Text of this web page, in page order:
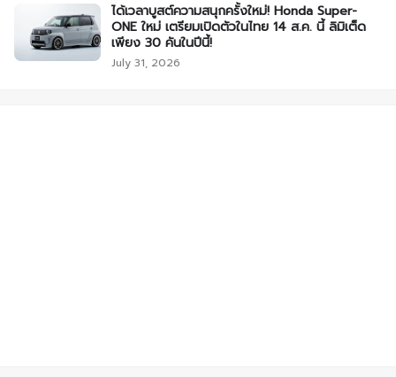
ได้เวลาบูสต์ความสนุกครั้งใหม่! Honda Super-
ONE ใหม่ เตรียมเปิดตัวในไทย 14 ส.ค. นี้ ลิมิเต็ด
เพียง 30 คันในปีนี้!
July 31, 2026